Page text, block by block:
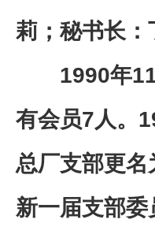
莉；秘书长
1990年11
有会员7人。
总厂支部更
新一届支部